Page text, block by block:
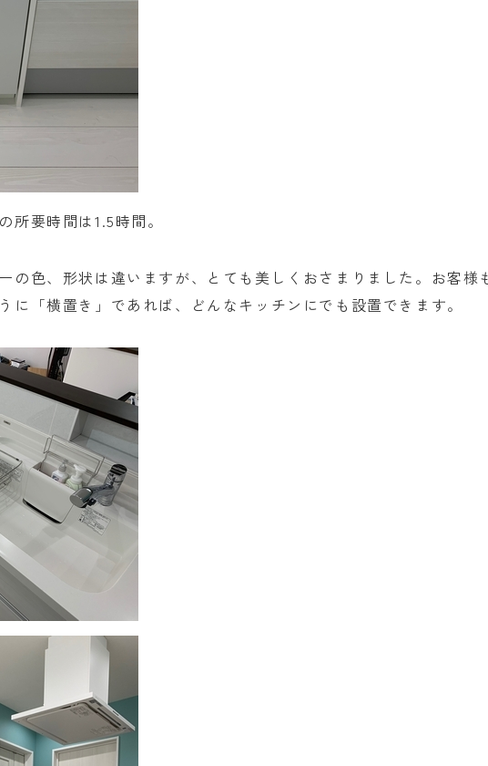
所要時間は1.5時間。
の色、形状は違いますが、とても美しくおさまりました。お客
に「横置き」であれば、どんなキッチンにでも設置できます。